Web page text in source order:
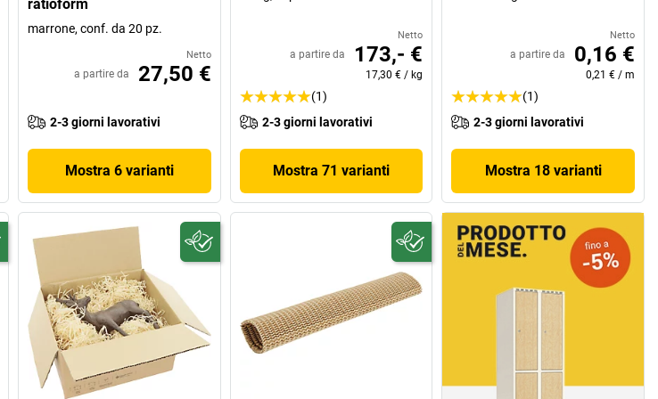
ratioform
marrone, conf. da 20 pz.
Netto
a partire da 27,50 €
2-3 giorni lavorativi
Mostra 6 varianti
Netto
a partire da 173,- €
17,30 € /kg
(1)
2-3 giorni lavorativi
Mostra 71 varianti
Netto
a partire da 0,16 €
0,21 € / m
(1)
2-3 giorni lavorativi
Mostra 18 varianti